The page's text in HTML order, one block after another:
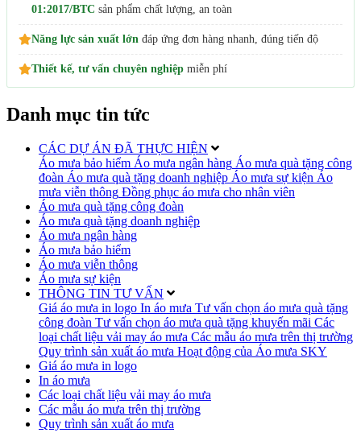
01:2017/BTC sản phẩm chất lượng, an toàn
Năng lực sản xuất lớn đáp ứng đơn hàng nhanh, đúng tiến độ
Thiết kế, tư vấn chuyên nghiệp miễn phí
Danh mục tin tức
CÁC DỰ ÁN ĐÃ THỰC HIỆN
Áo mưa bảo hiểm Áo mưa ngân hàng Áo mưa quà tặng công
đoàn Áo mưa quà tặng doanh nghiệp Áo mưa sự kiện Áo
mưa viễn thông Đồng phục áo mưa cho nhân viên
Áo mưa quà tặng công đoàn
Áo mưa quà tặng doanh nghiệp
Áo mưa ngân hàng
Áo mưa bảo hiểm
Áo mưa viễn thông
Áo mưa sự kiện
THÔNG TIN TƯ VẤN
Giá áo mưa in logo In áo mưa Tư vấn chọn áo mưa quà tặng
công đoàn Tư vấn chọn áo mưa quà tặng khuyến mãi Các
loại chất liệu vải may áo mưa Các mẫu áo mưa trên thị trường
Quy trình sản xuất áo mưa Hoạt động của Áo mưa SKY
Giá áo mưa in logo
In áo mưa
Các loại chất liệu vải may áo mưa
Các mẫu áo mưa trên thị trường
Quy trình sản xuất áo mưa